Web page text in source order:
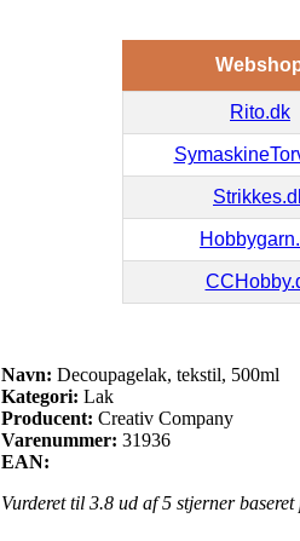
Rito.dk
Navn: Decoupagelak, tekstil, 500ml
Kategori: Lak
Producent: Creativ Company
Varenummer: 31936
EAN:
Vurderet til 3.8 ud af 5 stjerner baseret